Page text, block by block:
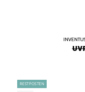
RESTPOSTEN